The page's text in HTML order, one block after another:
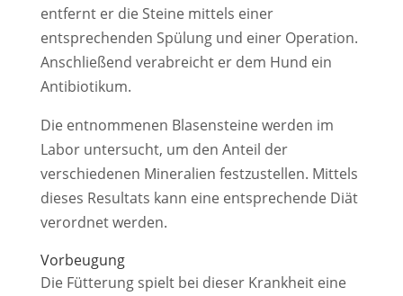
entfernt er die Steine mittels einer
entsprechenden Spülung und einer Operation.
Anschließend verabreicht er dem Hund ein
Antibiotikum.
Die entnommenen Blasensteine werden im
Labor untersucht, um den Anteil der
verschiedenen Mineralien festzustellen. Mittels
dieses Resultats kann eine entsprechende Diät
verordnet werden.
Vorbeugung
Die Fütterung spielt bei dieser Krankheit eine